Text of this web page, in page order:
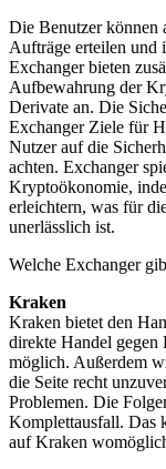
Die Benutzer können
Aufträge erteilen und
Exchanger bieten
Aufbewahrung der
Derivate an. Die
Exchanger Ziele für
Nutzer auf die
achten. Exchanger
Kryptoökonomie,
erleichtern, was für
unerlässlich ist.
Welche Exchanger
Kraken
Kraken bietet den
direkte Handel gegen
möglich. Außerdem
die Seite recht
Problemen. Die
Komplettausfall. Das
auf Kraken